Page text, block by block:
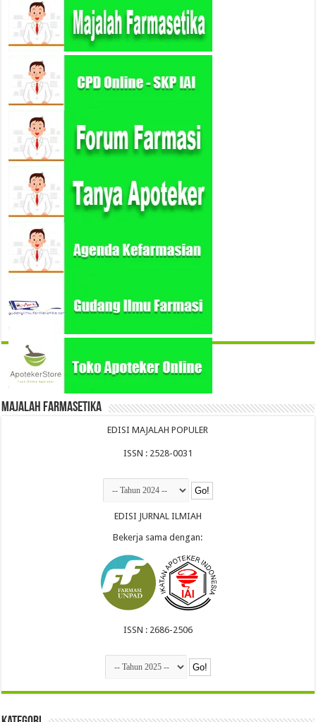
Majalah Farmasetika
EDISI MAJALAH POPULER
ISSN : 2528-0031
EDISI JURNAL ILMIAH
Bekerja sama dengan:
ISSN : 2686-2506